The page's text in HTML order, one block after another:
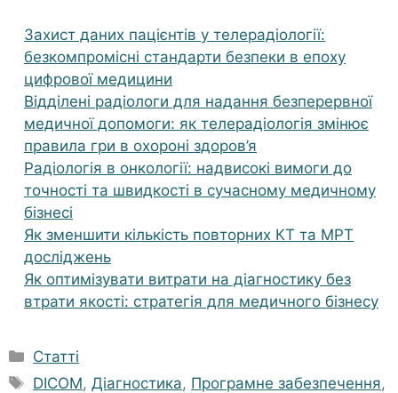
Захист даних пацієнтів у телерадіології:
безкомпромісні стандарти безпеки в епоху
цифрової медицини
Відділені радіологи для надання безперервної
медичної допомоги: як телерадіологія змінює
правила гри в охороні здоров’я
Радіологія в онкології: надвисокі вимоги до
точності та швидкості в сучасному медичному
бізнесі
Як зменшити кількість повторних КТ та МРТ
досліджень
Як оптимізувати витрати на діагностику без
втрати якості: стратегія для медичного бізнесу
Категорії
Статті
Позначки
DICOM,Діагностика, Програмне забезпечення,